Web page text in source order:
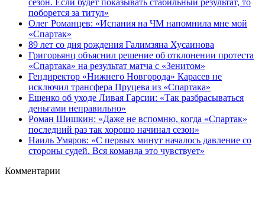
поборется за титул»
Олег Романцев: «Испания на ЧМ напомнила мне мой
«Спартак»
89 лет со дня рождения Галимзяна Хусаинова
Григорьянц объяснил решение об отклонении протеста
«Спартака» на результат матча с «Зенитом»
Гендиректор «Нижнего Новгорода» Карасев не
исключил трансфера Пруцева из «Спартака»
Ещенко об уходе Ливая Гарсии: «Так разбрасываться
деньгами неправильно»
Роман Шишкин: «Даже не вспомню, когда «Спартак»
последний раз так хорошо начинал сезон»
Наиль Умяров: «С первых минут началось давление со
стороны судей. Вся команда это чувствует»
Комментарии